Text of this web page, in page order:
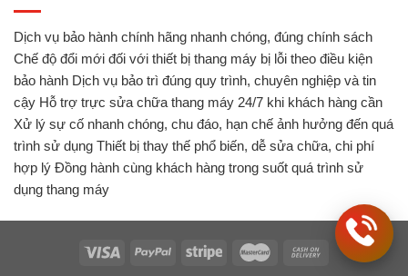
Dịch vụ bảo hành chính hãng nhanh chóng, đúng chính sách
Chế độ đổi mới đối với thiết bị thang máy bị lỗi theo điều kiện
bảo hành Dịch vụ bảo trì đúng quy trình, chuyên nghiệp và tin
cậy Hỗ trợ trực sửa chữa thang máy 24/7 khi khách hàng cần
Xử lý sự cố nhanh chóng, chu đáo, hạn chế ảnh hưởng đến quá
trình sử dụng Thiết bị thay thế phổ biến, dễ sửa chữa, chi phí
hợp lý Đồng hành cùng khách hàng trong suốt quá trình sử
dụng thang máy